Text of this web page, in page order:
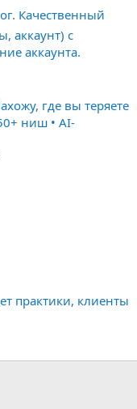
Качественный
аккаунт) с
аккаунта.
где вы теряете
ниш • AI-
практики, клиенты